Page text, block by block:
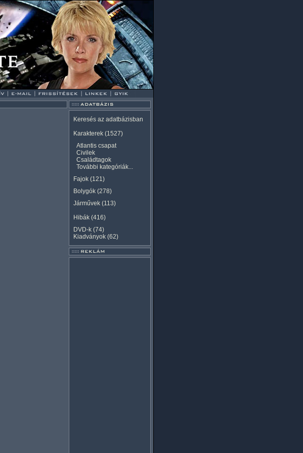
Keresés az adatbázisban
Karakterek (1527)
Atlantis csapat
Civilek
Családtagok
További kategóriák...
Fajok (121)
Bolygók (278)
Járművek (113)
Hibák (416)
DVD-k (74)
Kiadványok (62)